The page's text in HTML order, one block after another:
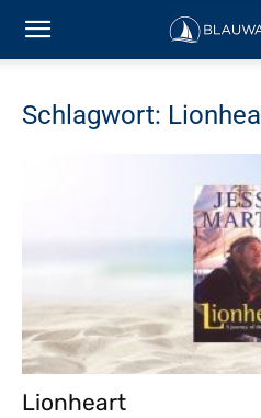
Schlagwort:
Lionheart